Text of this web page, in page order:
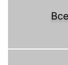
Все